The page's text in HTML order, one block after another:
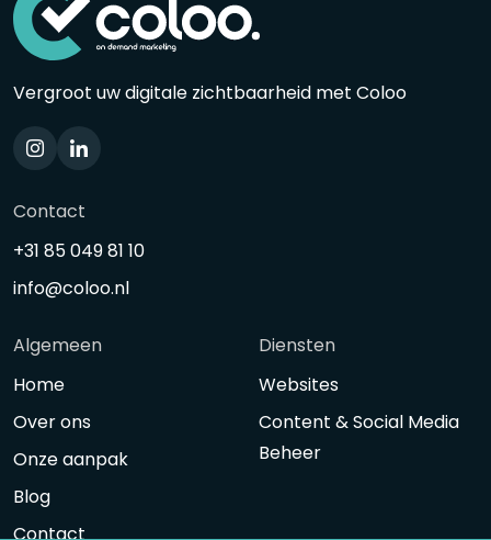
Vergroot uw digitale zichtbaarheid met Coloo
Contact
+31 85 049 81 10
info@coloo.nl
Algemeen
Home
Over ons
Onze aanpak
Blog
Contact
Diensten
Websites
Content & Social Media
Beheer